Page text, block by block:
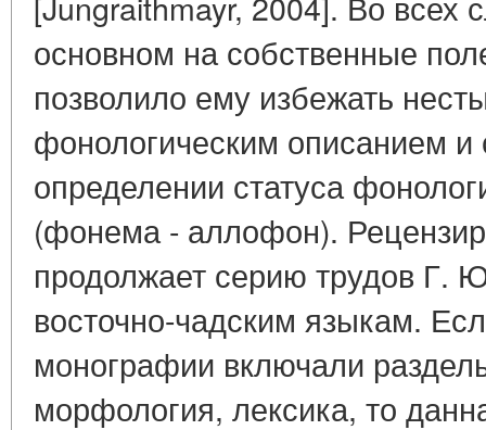
основном на собственные
позволило ему избежать
фонологическим описанием
определении статуса
(фонема - аллофон).
продолжает серию трудов Г.
восточно-чадским языкам.
монографии включали
морфология, лексика, то